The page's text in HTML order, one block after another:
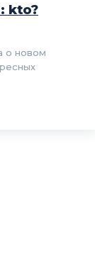
kto?
о новом